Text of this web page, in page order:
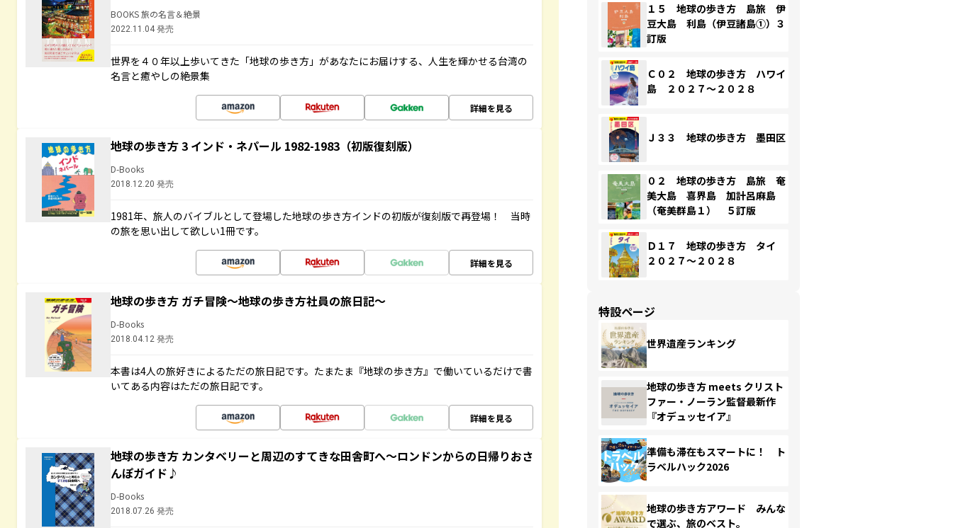
BOOKS 旅の名言＆絶景
2022.11.04 発売
世界を４０年以上歩いてきた「地球の歩き方」があなたにお届けする、人生を輝かせる台湾の
名言と癒やしの絶景集
詳細を見る
地球の歩き方 3 インド・ネパール 1982-1983（初版復刻版）
D-Books
2018.12.20 発売
1981年、旅人のバイブルとして登場した地球の歩き方インドの初版が復刻版で再登場！ 当時
の旅を思い出して欲しい1冊です。
詳細を見る
地球の歩き方 ガチ冒険～地球の歩き方社員の旅日記～
D-Books
2018.04.12 発売
本書は4人の旅好きによるただの旅日記です。たまたま『地球の歩き方』で働いているだけで書
いてある内容はただの旅日記です。
詳細を見る
地球の歩き方 カンタベリーと周辺のすてきな田舎町へ～ロンドンからの日帰りおさ
んぽガイド♪
D-Books
2018.07.26 発売
１５ 地球の歩き方 島旅 伊
豆大島 利島（伊豆諸島①）３
訂版
Ｃ０２ 地球の歩き方 ハワイ
島 ２０２７～２０２８
Ｊ３３ 地球の歩き方 墨田区
０２ 地球の歩き方 島旅 奄
美大島 喜界島 加計呂麻島
（奄美群島１） ５訂版
Ｄ１７ 地球の歩き方 タイ
２０２７～２０２８
特設ページ
世界遺産ランキング
地球の歩き方 meets クリスト
ファー・ノーラン監督最新作
『オデュッセイア』
準備も滞在もスマートに！ ト
ラベルハック2026
地球の歩き方アワード みんな
で選ぶ、旅のベスト。